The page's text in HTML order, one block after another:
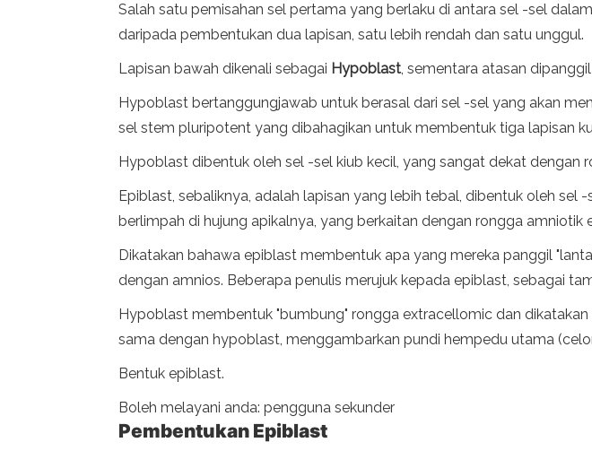
Salah satu pemisahan sel pertama yang berlaku di antara sel -sel
daripada pembentukan dua lapisan, satu lebih rendah dan satu unggul.
Lapisan bawah dikenali sebagai Hypoblast, sementara atasan dipanggil
Hypoblast bertanggungjawab untuk berasal dari sel -sel yang akan
sel stem pluripotent yang dibahagikan untuk membentuk tiga lapisan
Hypoblast dibentuk oleh sel -sel kiub kecil, yang sangat dekat dengan
Epiblast, sebaliknya, adalah lapisan yang lebih tebal, dibentuk oleh
berlimpah di hujung apikalnya, yang berkaitan dengan rongga amniotik
Dikatakan bahawa epiblast membentuk apa yang mereka panggil
dengan amnios. Beberapa penulis merujuk kepada epiblast, sebagai
Hypoblast membentuk "bumbung" rongga extracellomic dan
sama dengan hypoblast, menggambarkan pundi hempedu utama
Bentuk epiblast.
Boleh melayani anda: pengguna sekunder
Pembentukan Epiblast